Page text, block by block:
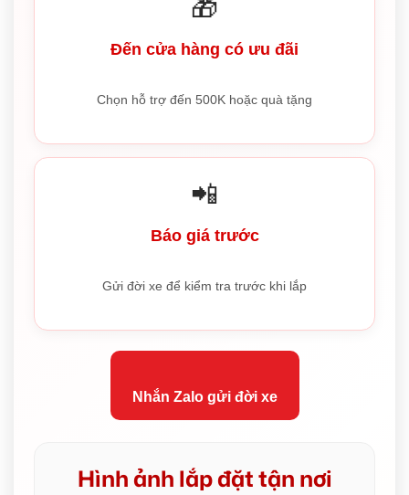
🎁
Đến cửa hàng có ưu đãi
Chọn hỗ trợ đến 500K hoặc quà tặng
📲
Báo giá trước
Gửi đời xe để kiểm tra trước khi lắp
Nhắn Zalo gửi đời xe
Hình ảnh lắp đặt tận nơi